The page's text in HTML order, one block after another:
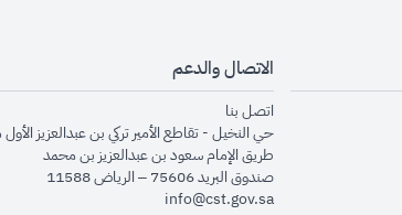
opens
opens
opens
الاتصال والدعم
اتصل بنا
حي النخيل - تقاطع الأمير تركي بن عبدالعزيز
طريق الإمام سعود بن عبدالعزيز بن محمد
صندوق البريد 75606 – الرياض 11588
info@cst.gov.sa